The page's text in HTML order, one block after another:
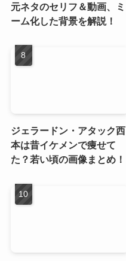
元ネタのセリフ＆動画、ミ
ーム化した背景を解説！
ジェラードン・アタック西
本は昔イケメンで痩せて
た？若い頃の画像まとめ！